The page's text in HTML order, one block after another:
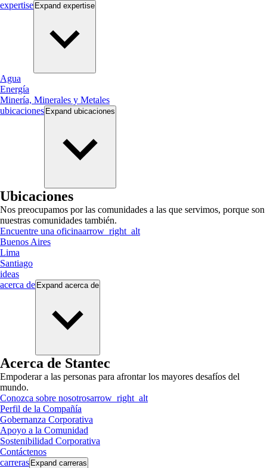
expertise Expand expertise
Agua
Energía
Minería, Minerales y Metales
ubicaciones Expand ubicaciones
Ubicaciones
Nos preocupamos por las comunidades a las que servimos, porque son
nuestras comunidades también.
Encuentre una oficinaarrow_right_alt
Buenos Aires
Lima
Santiago
ideas
acerca de Expand acerca de
Acerca de Stantec
Empoderar a las personas para afrontar los mayores desafíos del
mundo.
Conozca sobre nosotrosarrow_right_alt
Perfil de la Compañía
Gobernanza Corporativa
Apoyo a la Comunidad
Sostenibilidad Corporativa
Contáctenos
carreras Expand carreras